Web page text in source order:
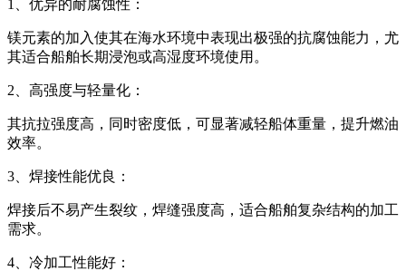
‌1、优异的耐腐蚀性‌：
镁元素的加入使其在海水环境中表现出极强的抗腐蚀能力，尤
其适合船舶长期浸泡或高湿度环境使用。
2、‌高强度与轻量化‌：
其抗拉强度高，同时密度低，可显著减轻船体重量，提升燃油
效率。
‌3、焊接性能优良‌：
焊接后不易产生裂纹，焊缝强度高，适合船舶复杂结构的加工
需求。
‌4、冷加工性能好‌：